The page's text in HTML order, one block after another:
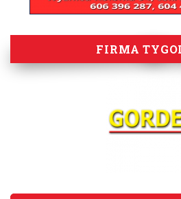
FIRMA